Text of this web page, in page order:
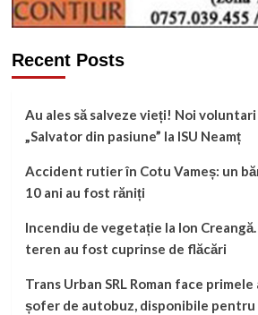
Recent Posts
Au ales să salveze vieți! Noi
„Salvator din pasiune” la ISU Neamț
Accident rutier în Cotu Vameș: un
10 ani au fost răniți
Incendiu de vegetație la Ion
teren au fost cuprinse de flăcări
Trans Urban SRL Roman face
șofer de autobuz, disponibile